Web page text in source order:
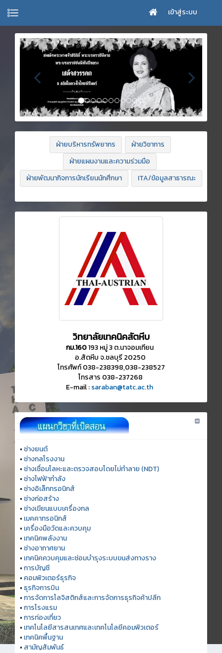
เข้าสู่ระบบ
ฝ่ายบริหารทรัพยากร
ฝ่ายวิชาการ
ฝ่ายแผนงานและความร่วมมือ
ฝ่ายพัฒนากิจการนักเรียนนักศึกษา
ITA/ข้อมูลสาธารณะ
วิทยาลัยเทคนิคสัตหีบ
กม.160193 หมู่ 3 ต.นาจอมเทียน
อ.สัตหีบ จ.ชลบุรี 20250
โทรศัพท์ 038-238398,038-238527
โทรสาร 038-237268
E-mail :saraban@tatc.ac.th
• ช่างยนต์
• ช่างกลโรงงาน
• ช่างเชื่อมโลหะและตรวจสอบโดยไม่ทำลาย (NDT)
• ช่างไฟฟ้ากำลัง
• ช่างอิเล็กทรอนิกส์
• ช่างก่อสร้าง
• ช่างเขียนแบบเครื่องกล
• เมคคาทรอนิกส์
• เครื่องมือวัดและควบคุม
• เทคนิคพลังงาน
• ช่างอากาศยาน
• เทคนิคควบคุมและซ่อมบำรุงระบบขนส่งทางราง
•การบัญชี
• คอมพิวเตอร์ธุรกิจ
• ธุรกิจการบิน
•การจัดการโลจิสติกส์และการจัดการธุรกิจค้าปลีก
•การโรงแรม
•การท่องเที่ยว
• เทคโนโลยีสารสนเทศและเทคโนโลยีคอมพิวเตอร์
• เทคนิคพื้นฐาน
• สามัญสัมพันธ์